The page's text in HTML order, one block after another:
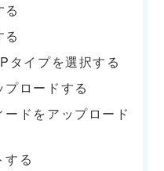
タイプを選択する
ロードする
ドをアップロード
る